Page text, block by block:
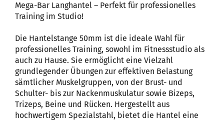
Mega-Bar Langhantel – Perfekt für professionelles
Training im Studio!
Die Hantelstange 50mm ist die ideale Wahl für
professionelles Training, sowohl im Fitnessstudio als
auch zu Hause. Sie ermöglicht eine Vielzahl
grundlegender Übungen zur effektiven Belastung
sämtlicher Muskelgruppen, von der Brust- und
Schulter- bis zur Nackenmuskulatur sowie Bizeps,
Trizeps, Beine und Rücken. Hergestellt aus
hochwertigem Spezialstahl, bietet die Hantel eine